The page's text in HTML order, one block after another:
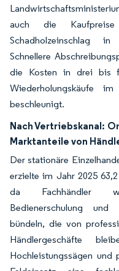
auch die
Schadholzeinschlag in
Schnellere
die Kosten in drei bis
Wiederholungskäufe
beschleunigt.
Nach Vertriebskanal:
Marktanteile von
Der stationäre
erzielte im Jahr 2025
da Fachhändler
Bedienerschulung und
bündeln, die von
Händlergeschäfte
Hochleistungssägen